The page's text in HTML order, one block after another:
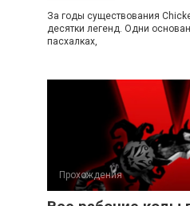
За годы существования
десятки легенд. Одни
пасхалках,
Прохождения